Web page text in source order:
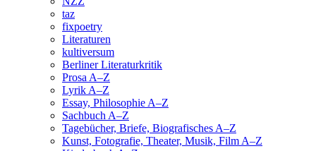
taz
fixpoetry
Literaturen
kultiversum
Berliner Literaturkritik
Prosa A–Z
Lyrik A–Z
Essay, Philosophie A–Z
Sachbuch A–Z
Tagebücher, Briefe, Biografisches A–Z
Kunst, Fotografie, Theater, Musik, Film A–Z